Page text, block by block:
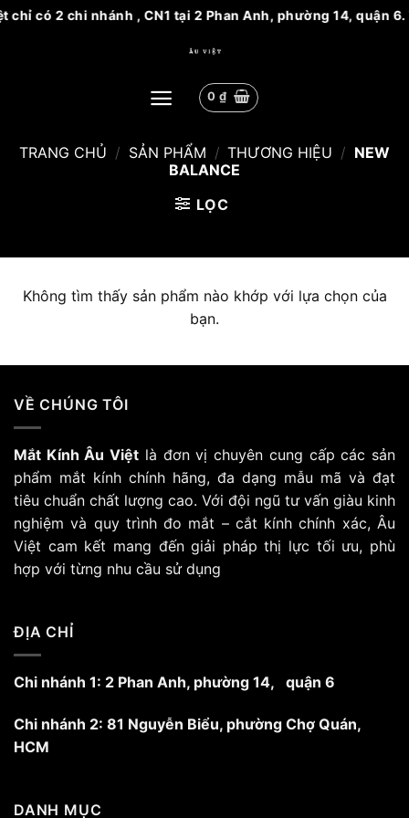
có 2 chi nhánh , CN1 tại 2 Phan Anh, phường 14, quận
0 ₫
TRANG CHỦ / SẢN PHẨM / THƯƠNG HIỆU / NEW
BALANCE
LỌC
Không tìm thấy sản phẩm nào khớp với lựa chọn của
bạn.
VỀ CHÚNG TÔI
Mắt Kính Âu Việt là đơn vị chuyên cung cấp các sản
phẩm mắt kính chính hãng, đa dạng mẫu mã và đạt
tiêu chuẩn chất lượng cao. Với đội ngũ tư vấn giàu kinh
nghiệm và quy trình đo mắt – cắt kính chính xác, Âu
Việt cam kết mang đến giải pháp thị lực tối ưu, phù
hợp với từng nhu cầu sử dụng
ĐỊA CHỈ
Chi nhánh 1: 2 Phan Anh, phường 14, quận 6
Chi nhánh 2: 81 Nguyễn Biểu, phường Chợ Quán,
HCM
DANH MỤC